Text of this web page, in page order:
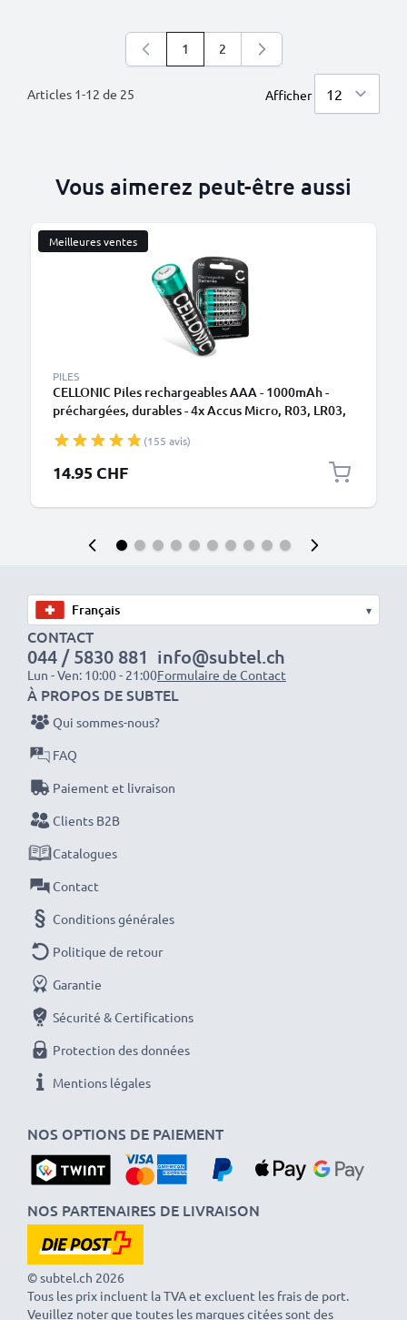
Articles 1-12 de 25
Vous lisez actuellement la page
1 Page
2
Afficher
Vous aimerez peut-être aussi
Meilleures ventes
PILES
CELLONIC Piles rechargeables AAA - 1000mAh -
préchargées, durables - 4x Accus Micro, R03, LR03,
(155 avis)
14.95 CHF
▾
CONTACT
044 / 5830 881
Lun - Ven: 10:00 - 21:00
info@subtel.ch
Formulaire de Contact
NOS OPTIONS DE PAIEMENT
À PROPOS DE SUBTEL
Qui sommes-nous?
FAQ
Paiement et livraison
Clients B2B
Catalogues
Contact
Conditions générales
Politique de retour
Garantie
Sécurité & Certifications
Protection des données
Mentions légales
NOS PARTENAIRES DE LIVRAISON
© subtel.ch 2026
Tous les prix incluent la TVA et excluent les frais de port.
Veuillez noter que toutes les marques citées sont des